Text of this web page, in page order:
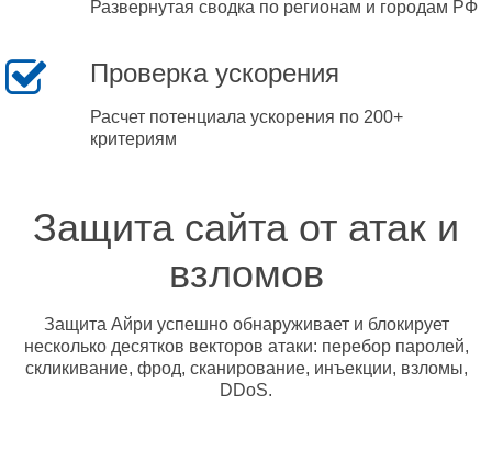
Развернутая сводка по регионам и городам РФ
Проверка ускорения
Расчет потенциала ускорения по 200+
критериям
Защита сайта от атак и
взломов
Защита Айри успешно обнаруживает и блокирует
несколько десятков векторов атаки: перебор паролей,
скликивание, фрод, сканирование, инъекции, взломы,
DDoS.